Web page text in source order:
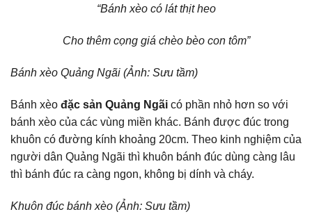
“Bánh xèo có lát thịt heo
Cho thêm cọng giá chèo bèo con tôm”
Bánh xèo Quảng Ngãi (Ảnh: Sưu tầm)
Bánh xèo đặc sản Quảng Ngãi có phần nhỏ hơn so với
bánh xèo của các vùng miền khác. Bánh được đúc trong
khuôn có đường kính khoảng 20cm. Theo kinh nghiệm của
người dân Quảng Ngãi thì khuôn bánh đúc dùng càng lâu
thì bánh đúc ra càng ngon, không bị dính và cháy.
Khuôn đúc bánh xèo (Ảnh: Sưu tầm)